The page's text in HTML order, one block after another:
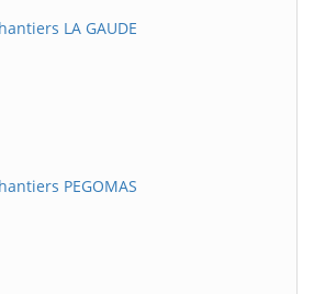
LA GAUDE
PEGOMAS